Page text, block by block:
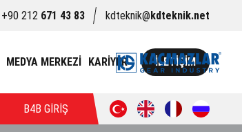
+90 212 671 43 83 kdteknik@kdteknik.net
MEDYA MERKEZİ KARİYER İLETİŞİM
B4B GİRİŞ